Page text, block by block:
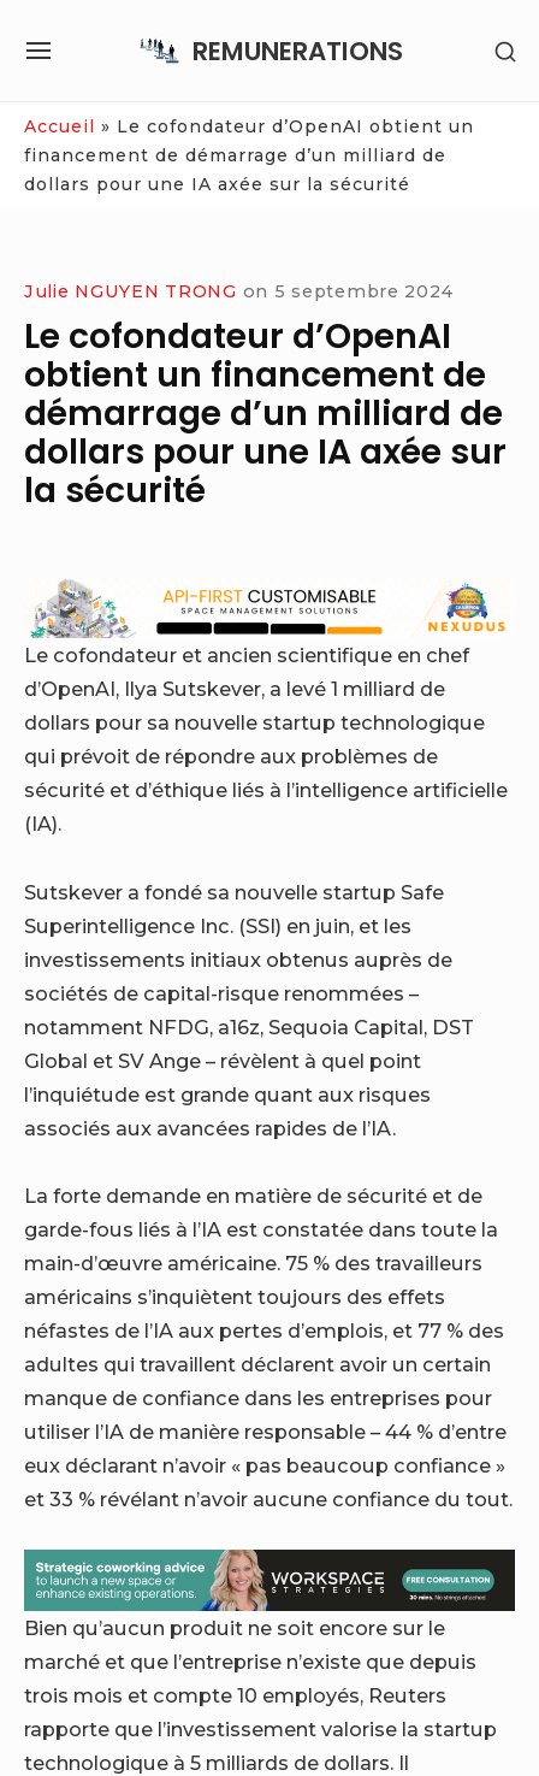
REMUNERATIONS
SITE
Accueil » Le cofondateur d’OpenAI obtient un
financement de démarrage d’un milliard de
dollars pour une IA axée sur la sécurité
Julie NGUYEN TRONG on 5 septembre 2024
Le cofondateur d’OpenAI
obtient un financement de
démarrage d’un milliard de
dollars pour une IA axée sur
la sécurité
Le cofondateur et ancien scientifique en chef
d’OpenAI, Ilya Sutskever, a levé 1 milliard de
dollars pour sa nouvelle startup technologique
qui prévoit de répondre aux problèmes de
sécurité et d’éthique liés à l’intelligence artificielle
(IA).
Sutskever a fondé sa nouvelle startup Safe
Superintelligence Inc. (SSI) en juin, et les
investissements initiaux obtenus auprès de
sociétés de capital-risque renommées –
notamment NFDG, a16z, Sequoia Capital, DST
Global et SV Ange – révèlent à quel point
l’inquiétude est grande quant aux risques
associés aux avancées rapides de l’IA.
La forte demande en matière de sécurité et de
garde-fous liés à l’IA est constatée dans toute la
main-d’œuvre américaine. 75 % des travailleurs
américains s’inquiètent toujours des effets
néfastes de l’IA aux pertes d’emplois, et 77 % des
adultes qui travaillent déclarent avoir un certain
manque de confiance dans les entreprises pour
utiliser l’IA de manière responsable – 44 % d’entre
eux déclarant n’avoir « pas beaucoup confiance »
et 33 % révélant n’avoir aucune confiance du tout.
Bien qu’aucun produit ne soit encore sur le
marché et que l’entreprise n’existe que depuis
trois mois et compte 10 employés, Reuters
rapporte que l’investissement valorise la startup
technologique à 5 milliards de dollars. Il